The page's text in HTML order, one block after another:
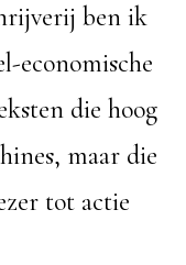
ben ik
economische
die hoog
maar die
tot actie